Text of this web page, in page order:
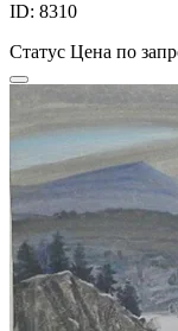
ID: 8310
Статус Цена по